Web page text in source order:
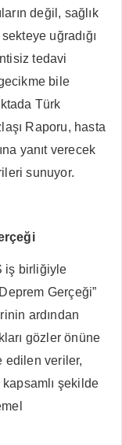
değil, sağlık
uğradığı
tedavi
bile
Türk
Raporu, hasta
yanıt verecek
sunuyor.
iş birliğiyle
Gerçeği”
ardından
gözler önüne
edilen veriler,
şekilde